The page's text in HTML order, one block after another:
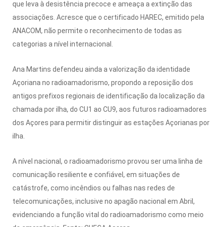
que leva à desistência precoce e ameaça a extinção das
associações. Acresce que o certificado HAREC, emitido pela
ANACOM, não permite o reconhecimento de todas as
categorias a nível internacional.
Ana Martins defendeu ainda a valorização da identidade
Açoriana no radioamadorismo, propondo a reposição dos
antigos prefixos regionais de identificação da localização da
chamada por ilha, do CU1 ao CU9, aos futuros radioamadores
dos Açores para permitir distinguir as estações Açorianas por
ilha.
A nível nacional, o radioamadorismo provou ser uma linha de
comunicação resiliente e confiável, em situações de
catástrofe, como incêndios ou falhas nas redes de
telecomunicações, inclusive no apagão nacional em Abril,
evidenciando a função vital do radioamadorismo como meio